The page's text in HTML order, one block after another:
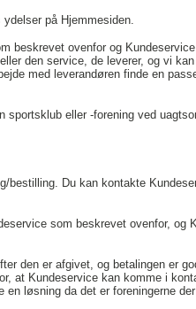
på Hjemmesiden.
beskrevet ovenfor og
den service, de leverer, og vi
med leverandøren finde en
sportsklub eller -forening ved
bestilling. Du kan kontakte
som beskrevet ovenfor, og
den er afgivet, og betalingen er
at Kundeservice kan komme i
løsning da det er foreningerne